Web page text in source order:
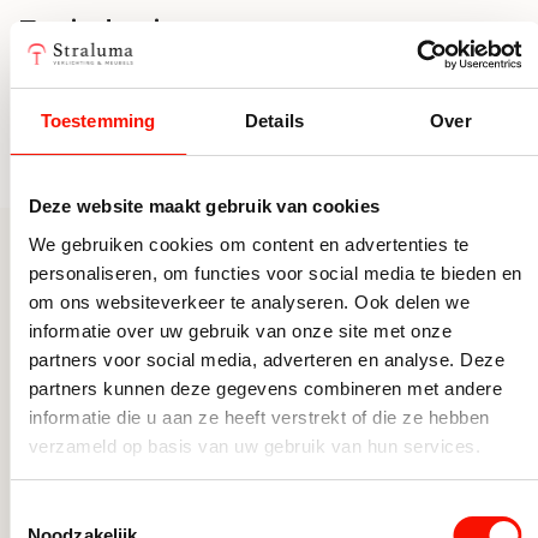
Toestemming Details Over
Deze website maakt gebruik van cookies
We gebruiken cookies om content en advertenties te
personaliseren, om functies voor social media te bieden en
om ons websiteverkeer te analyseren. Ook delen we
informatie over uw gebruik van onze site met onze
partners voor social media, adverteren en analyse. Deze
partners kunnen deze gegevens combineren met andere
informatie die u aan ze heeft verstrekt of die ze hebben
verzameld op basis van uw gebruik van hun services.
Lumen
Wattage per
lichtbron
5
Dimmen
3 standen dimbaar via
schakelaar
Hoogte (cm) 5
Inclusief dimmer Ja, met normale schakelaar
Te vinden in
GU10 lichtbron
LED lichtbronnen
Anderen bekeken ook